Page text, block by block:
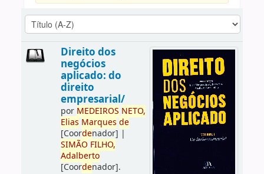
Direito dos
negócios
aplicado: do
direito
empresarial/
por MEDEIROS NETO,
Elias Marques de
[Coordenador] |
SIMÃO FILHO,
Adalberto
[Coordenador].